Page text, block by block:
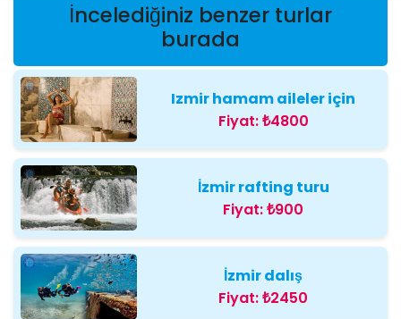
İncelediğiniz benzer turlar
burada
Izmir hamam aileler için
Fiyat:₺4800
İzmir rafting turu
Fiyat:₺900
İzmir dalış
Fiyat:₺2450